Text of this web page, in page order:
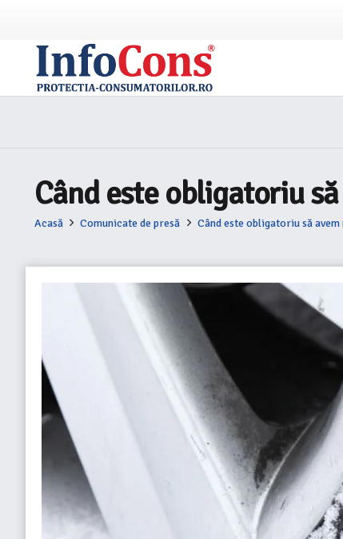
Când este obligatoriu
Acasă Comunicate de presă Când este obligatoriu să